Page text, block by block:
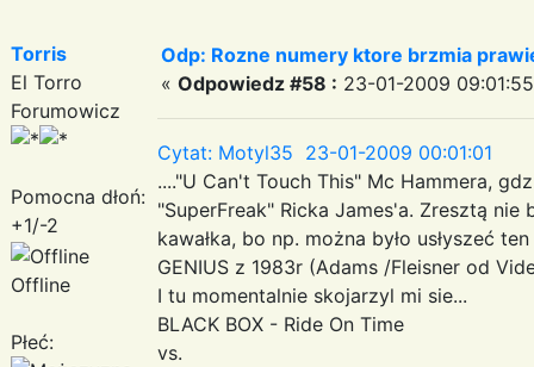
Torris
El Torro
Forumowicz
Pomocna dłoń:
+1/-2
Offline
Płeć:
Odp: Rozne numery ktore brzmia
« Odpowiedz #58 : 23-01-2009
Cytat: Motyl35 23-01-2009 00:01:01
...."U Can't Touch This" Mc Hammera,
"SuperFreak" Ricka James'a. Zresztą
kawałka, bo np. można było usłyszeć
GENIUS z 1983r (Adams /Fleisner od
I tu momentalnie skojarzyl mi sie...
BLACK BOX - Ride On Time
vs.